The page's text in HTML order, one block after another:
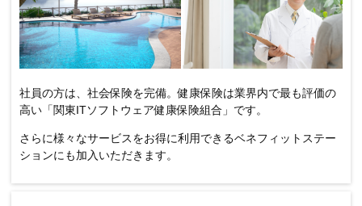
社員の方は、社会保険を完備。健康保険は業界内で最も評価の
高い「関東ITソフトウェア健康保険組合」です。
さらに様々なサービスをお得に利用できるベネフィットステー
ションにも加入いただきます。